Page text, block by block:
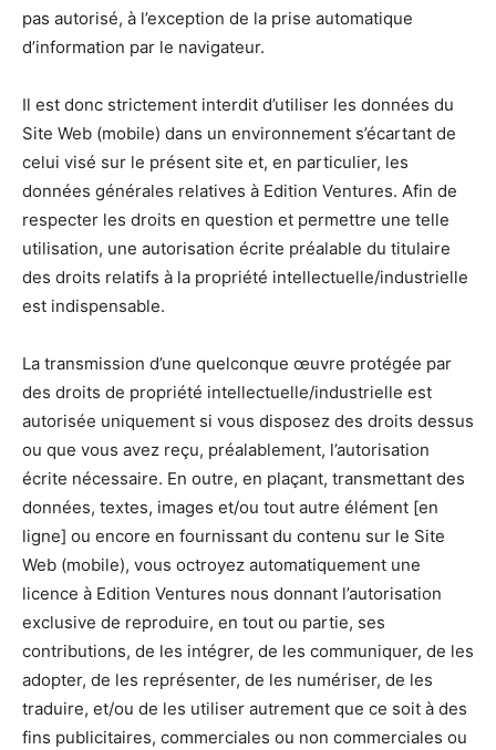
pas autorisé, à l’exception de la prise automatique
d’information par le navigateur.
Il est donc strictement interdit d’utiliser les données du
Site Web (mobile) dans un environnement s’écartant de
celui visé sur le présent site et, en particulier, les
données générales relatives à Edition Ventures. Afin de
respecter les droits en question et permettre une telle
utilisation, une autorisation écrite préalable du titulaire
des droits relatifs à la propriété intellectuelle/industrielle
est indispensable.
La transmission d’une quelconque œuvre protégée par
des droits de propriété intellectuelle/industrielle est
autorisée uniquement si vous disposez des droits dessus
ou que vous avez reçu, préalablement, l’autorisation
écrite nécessaire. En outre, en plaçant, transmettant des
données, textes, images et/ou tout autre élément [en
ligne] ou encore en fournissant du contenu sur le Site
Web (mobile), vous octroyez automatiquement une
licence à Edition Ventures nous donnant l’autorisation
exclusive de reproduire, en tout ou partie, ses
contributions, de les intégrer, de les communiquer, de les
adopter, de les représenter, de les numériser, de les
traduire, et/ou de les utiliser autrement que ce soit à des
fins publicitaires, commerciales ou non commerciales ou